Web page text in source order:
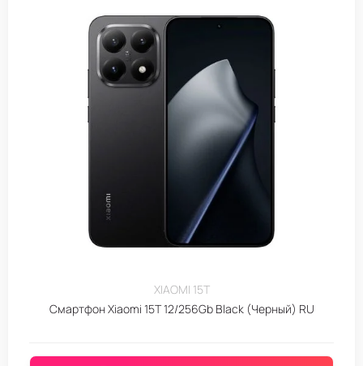
XIAOMI 15T
Смартфон Xiaomi 15T 12/256Gb Black (Черный) RU